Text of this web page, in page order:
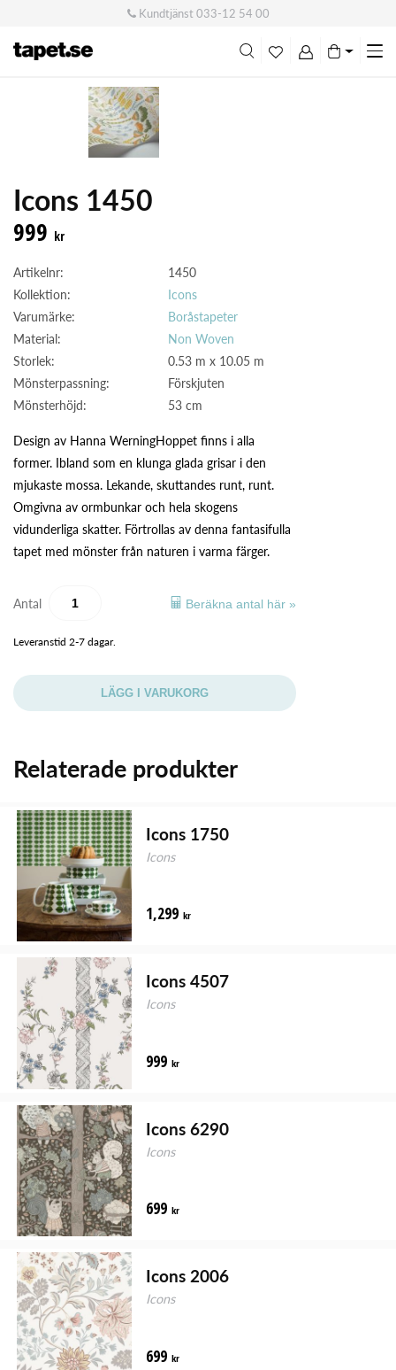
Kundtjänst033-12 54 00
Icons 1450
999 kr
Artikelnr:
1450
Kollektion:
Icons
Varumärke:
Boråstapeter
Material:
Non Woven
Storlek:
0.53 m x 10.05 m
Mönsterpassning:
Förskjuten
Mönsterhöjd:
53 cm
Design av Hanna WerningHoppet finns i alla
former. Ibland som en klunga glada grisar i den
mjukaste mossa. Lekande, skuttandes runt, runt.
Omgivna av ormbunkar och hela skogens
vidunderliga skatter. Förtrollas av denna fantasifulla
tapet med mönster från naturen i varma färger.
Antal Beräkna antal här »
Leveranstid 2-7 dagar.
LÄGG I VARUKORG
Relaterade produkter
Icons 1750
Icons
1,299 kr
Icons 4507
Icons
999 kr
Icons 6290
Icons
699 kr
Icons 2006
Icons
699 kr